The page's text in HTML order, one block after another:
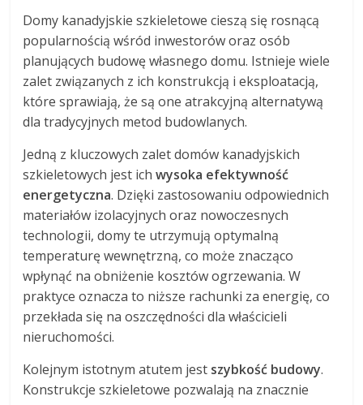
Domy kanadyjskie szkieletowe cieszą się rosnącą
popularnością wśród inwestorów oraz osób
planujących budowę własnego domu. Istnieje wiele
zalet związanych z ich konstrukcją i eksploatacją,
które sprawiają, że są one atrakcyjną alternatywą
dla tradycyjnych metod budowlanych.
Jedną z kluczowych zalet domów kanadyjskich
szkieletowych jest ichwysoka efektywność
energetyczna. Dzięki zastosowaniu odpowiednich
materiałów izolacyjnych oraz nowoczesnych
technologii, domy te utrzymują optymalną
temperaturę wewnętrzną, co może znacząco
wpłynąć na obniżenie kosztów ogrzewania. W
praktyce oznacza to niższe rachunki za energię, co
przekłada się na oszczędności dla właścicieli
nieruchomości.
Kolejnym istotnym atutem jest szybkość budowy.
Konstrukcje szkieletowe pozwalają na znacznie